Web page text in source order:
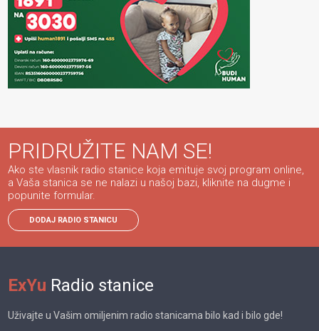
PRIDRUŽITE NAM SE!
Ako ste vlasnik radio stanice koja emituje svoj program online,
a Vaša stanica se ne nalazi u našoj bazi, kliknite na dugme i
popunite formular.
DODAJ RADIO STANICU
ExYu Radio stanice
Uživajte u Vašim omiljenim radio stanicama bilo kad i bilo gde!